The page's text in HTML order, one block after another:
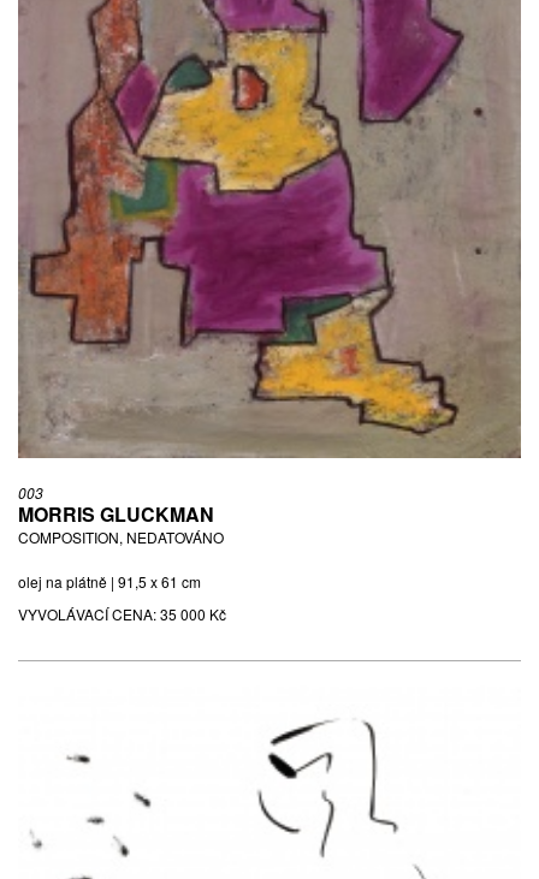
003
MORRIS GLUCKMAN
COMPOSITION, NEDATOVÁNO
olej na plátně | 91,5 x 61 cm
VYVOLÁVACÍ CENA:35 000 Kč